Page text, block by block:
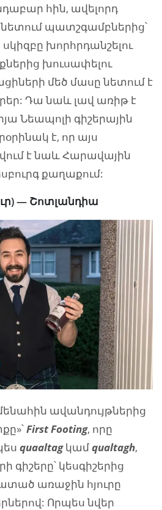
հին, ավելորդ
նետում պատշգամբներից՝
խորհրդանշելու
խուսափելու
մեծ մասը նետում է
Դա նաև լավ առիթ է
Նեապոլի գիշերային
է, որ այս
է նաև Հարավային
քաղաքում:
— Շոտլանդիա
ավանդույթներից
First Footing, որը
quaaltagկամqualtagh,
գիշերը՝ կեսգիշերից
առաջին հյուրը
Որպես նվեր